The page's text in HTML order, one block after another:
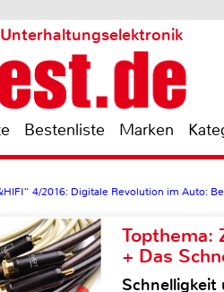
Bestenliste Marken
4/2016: Digitale Revolution im Auto:
Topthema:
+ Das
Schnelligkeit